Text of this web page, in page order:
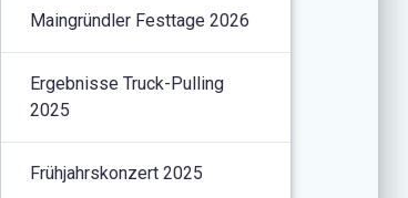
Maingründler Festtage 2026
Ergebnisse Truck-Pulling
2025
Frühjahrskonzert 2025